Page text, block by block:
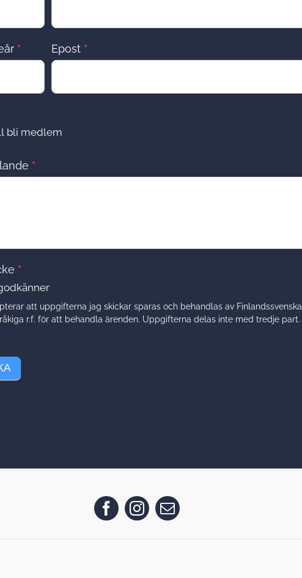
* Epost *
bli medlem
*
*
att uppgifterna jag skickar sparas och behandlas av Finlandssvenska
r.f. för att behandla ärenden. Uppgifterna delas inte med tredje part.